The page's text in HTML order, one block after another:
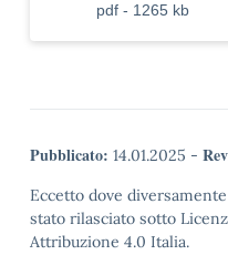
pdf - 1265 kb
Pubblicato: 14.01.2025 -
Eccetto dove
stato rilasciato sotto
Attribuzione 4.0 Italia.